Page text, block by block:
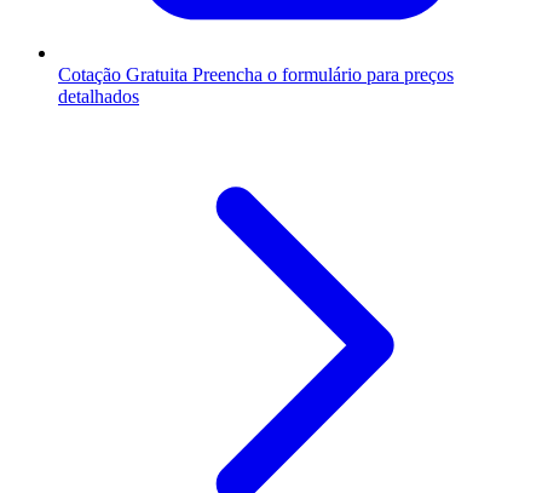
Cotação Gratuita Preencha o formulário para preços
detalhados